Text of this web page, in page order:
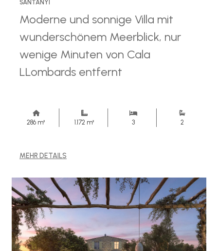
SANTANYI
Moderne und sonnige Villa mit
wunderschönem Meerblick, nur
wenige Minuten von Cala
LLombards entfernt
286 m² 1.172 m² 3 2
MEHR DETAILS